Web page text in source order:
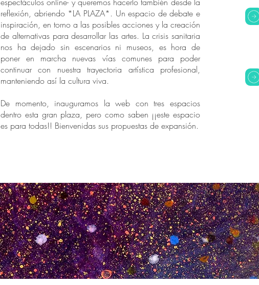
reflexión, abriendo *LA PLAZA*. Un espacio de debate e
inspiración, en torno a las posibles acciones y la creación
de alternativas para desarrollar las artes. La crisis sanitaria
nos ha dejado sin escenarios ni museos, es hora de
poner en marcha nuevas vías comunes para poder
continuar con nuestra trayectoria artística profesional,
manteniendo así la cultura viva.
De momento, inauguramos la web con tres espacios
dentro esta gran plaza, pero como saben ¡¡este espacio
es para todas!! Bienvenidas sus propuestas de expansión.